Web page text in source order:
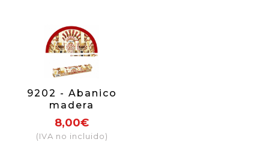
9202 - Abanico
madera
sublimación
Córdoba
mezquita
8,00€
(IVA no incluido)